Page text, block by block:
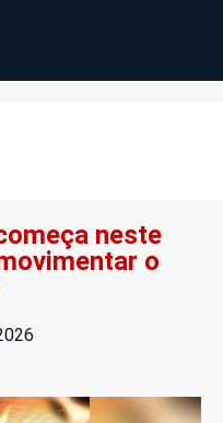
neste
o